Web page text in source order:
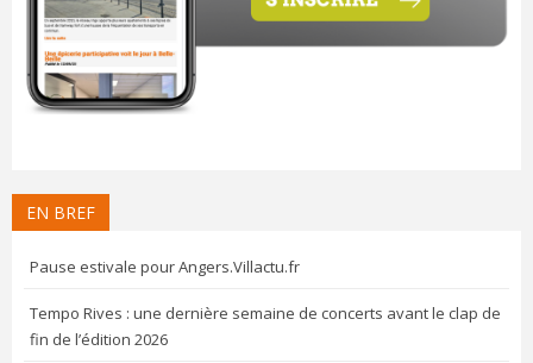
EN BREF
Pause estivale pour Angers.Villactu.fr
Tempo Rives : une dernière semaine de concerts avant le clap de
fin de l’édition 2026